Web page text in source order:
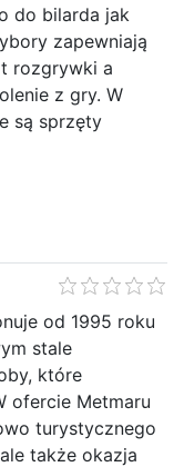
do bilarda jak
zapewniają
rozgrywki a
z gry. W
są sprzęty
od 1995 roku
stale
które
ofercie Metmaru
turystycznego
także okazja